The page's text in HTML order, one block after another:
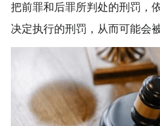
把前罪和后罪所判处的刑罚，
决定执行的刑罚，从而可能会